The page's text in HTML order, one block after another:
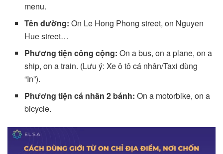
menu.
Tên đường: On Le Hong Phong street, on Nguyen
Hue street…
Phương tiện công cộng: On a bus, on a plane, on a
ship, on a train. (Lưu ý: Xe ô tô cá nhân/Taxi dùng
“In”).
Phương tiện cá nhân 2 bánh: On a motorbike, on a
bicycle.